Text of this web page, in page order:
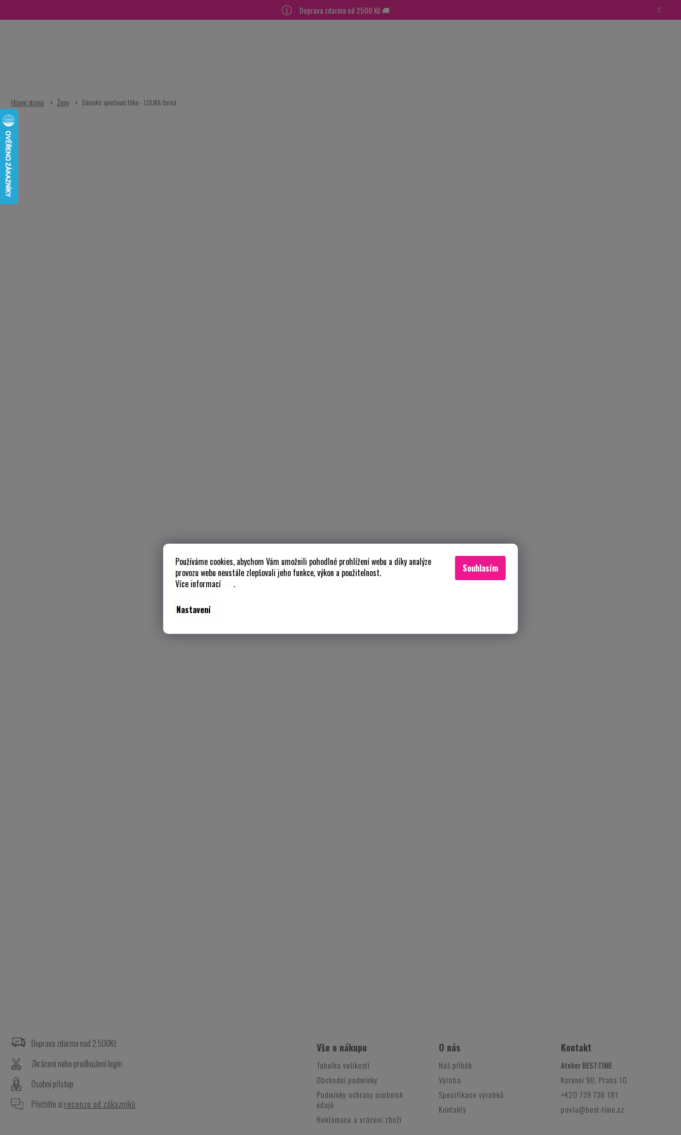
Používáme cookies, abychom Vám umožnili pohodlné prohlížení webu a díky analýze
provozu webu neustále zlepšovali jeho funkce, výkon a použitelnost.
Více informací
.
Nastavení
Souhlasím
Doprava zdarma od 2500 Kč 🚚
Ženy Dámské sportovní tílko - LOUKA černá
Doprava zdarma nad 2.500Kč
Zkrácení nebo prodloužení legín
Osobní přístup
Přečtěte si recenze od zákazníků
Vše o nákupu
Tabulka velikostí
Obchodní podmínky
Podmínky ochrany osobních
údajů
Reklamace a vrácení zboží
O nás
Náš příběh
Výroba
Specifikace výrobků
Kontakty
Kontakt
Atelier BEST:TIME
Korunní 90, Praha 10
+420 739 736 181
pavla@best-time.cz